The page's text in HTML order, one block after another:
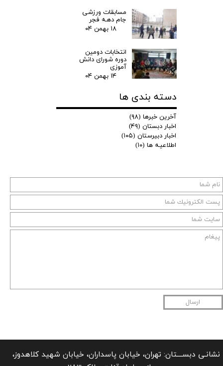
ارسال
مسابقات ورزشی
جام دهـه فجر
۱۸ بهمن ۰۴
انتخابات دومین
دوره شورای دانش
آموزی
۱۴ بهمن ۰۴
دسته بندی ها
آخرین خبرها (۹۸)
اخبار دبستان (۴۹)
اخبار دبیرستان (۱۰۵)
اطلاعیـه ها (۱۰)
نشانـی دبســــتان: تهران، خیابان پاسداران، خیابان شهید کلاهدوز،